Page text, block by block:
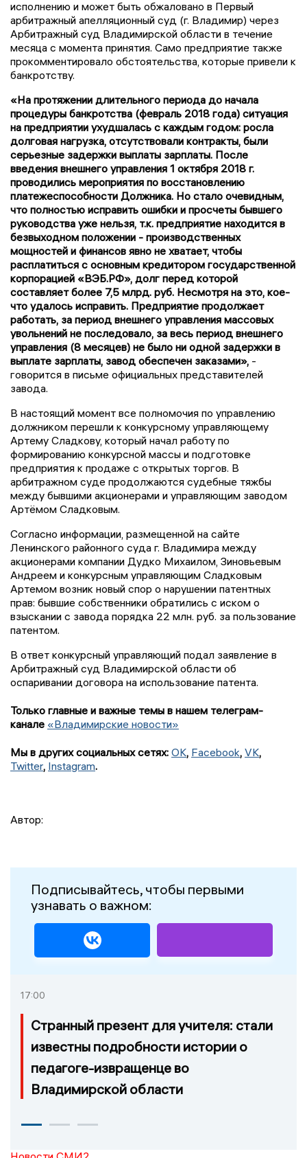
исполнению и может быть обжаловано в Первый
арбитражный апелляционный суд (г. Владимир) через
Арбитражный суд Владимирской области в течение
месяца с момента принятия. Само предприятие также
прокомментировало обстоятельства, которые привели к
банкротству.
«На протяжении длительного периода до начала
процедуры банкротства (февраль 2018 года) ситуация
на предприятии ухудшалась с каждым годом: росла
долговая нагрузка, отсутствовали контракты, были
серьезные задержки выплаты зарплаты. После
введения внешнего управления 1 октября 2018 г.
проводились мероприятия по восстановлению
платежеспособности Должника. Но стало очевидным,
что полностью исправить ошибки и просчеты бывшего
руководства уже нельзя, т.к. предприятие находится в
безвыходном положении - производственных
мощностей и финансов явно не хватает, чтобы
расплатиться с основным кредитором государственной
корпорацией «ВЭБ.РФ», долг перед которой
составляет более 7,5 млрд. руб. Несмотря на это, кое-
что удалось исправить. Предприятие продолжает
работать, за период внешнего управления массовых
увольнений не последовало, за весь период внешнего
управления (8 месяцев) не было ни одной задержки в
выплате зарплаты, завод обеспечен заказами», -
говорится в письме официальных представителей
завода.
В настоящий момент все полномочия по управлению
должником перешли к конкурсному управляющему
Артему Сладкову, который начал работу по
формированию конкурсной массы и подготовке
предприятия к продаже с открытых торгов. В
арбитражном суде продолжаются судебные тяжбы
между бывшими акционерами и управляющим заводом
Артёмом Сладковым.
Согласно информации, размещенной на сайте
Ленинского районного суда г. Владимира между
акционерами компании Дудко Михаилом, Зиновьевым
Андреем и конкурсным управляющим Сладковым
Артемом возник новый спор о нарушении патентных
прав: бывшие собственники обратились с иском о
взыскании с завода порядка 22 млн. руб. за пользование
патентом.
В ответ конкурсный управляющий подал заявление в
Арбитражный суд Владимирской области об
оспаривании договора на использование патента.
Только главные и важные темы в нашем телеграм-
канале «Владимирские новости»
Мы в других социальных сетях: OK, Facebook, VK,
Twitter, Instagram.
Автор:
Подписывайтесь, чтобы первыми
узнавать о важном:
17:00
Странный презент для учителя: стали
известны подробности истории о
педагоге-извращенце во
Владимирской области